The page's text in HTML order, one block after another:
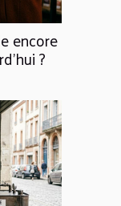
encore
?